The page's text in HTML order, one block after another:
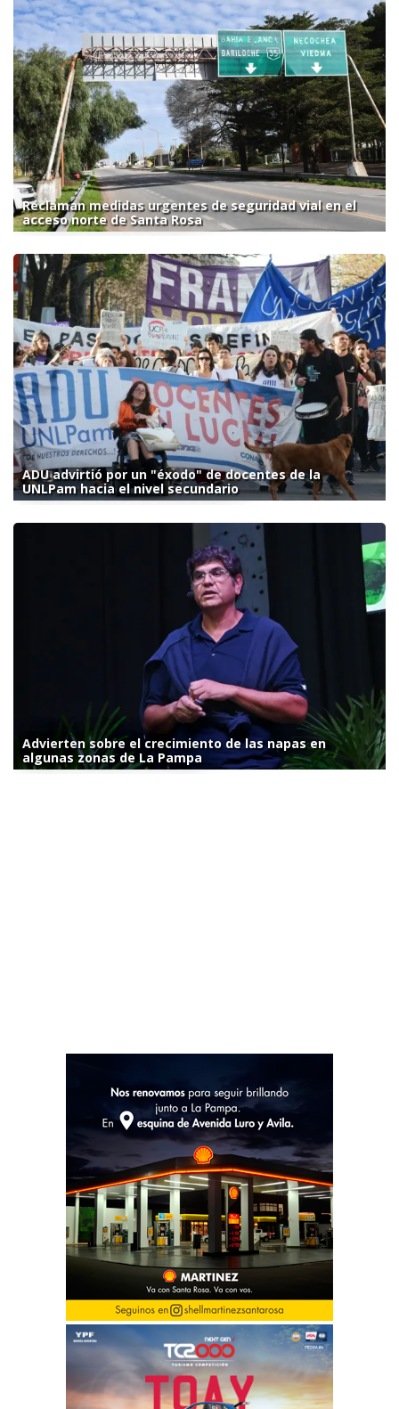
Reclaman medidas urgentes de seguridad vial en el
acceso norte de Santa Rosa
ADU advirtió por un "éxodo" de docentes de la
UNLPam hacia el nivel secundario
Advierten sobre el crecimiento de las napas en
algunas zonas de La Pampa